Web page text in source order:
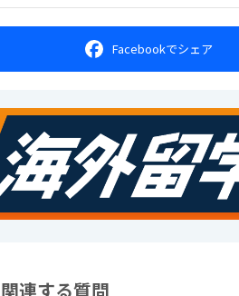
Facebookでシェア
関連する質問